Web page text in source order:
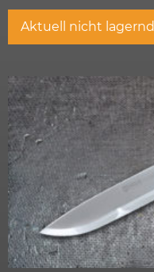
Aktuell nicht lagernd